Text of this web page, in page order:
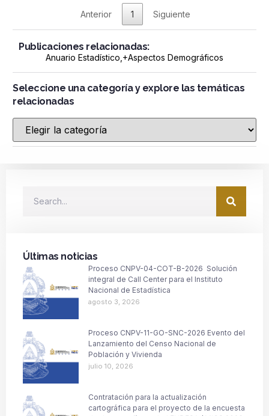
Anterior 1 Siguiente
Publicaciones relacionadas:
Anuario Estadístico ,+Aspectos Demográficos
Seleccione una categoría y explore las temáticas
relacionadas
Últimas noticias
Proceso CNPV-04-COT-B-2026 Solución
integral de Call Center para el Instituto
Nacional de Estadística
agosto 3, 2026
Proceso CNPV-11-GO-SNC-2026 Evento del
Lanzamiento del Censo Nacional de
Población y Vivienda
julio 10, 2026
Contratación para la actualización
cartográfica para el proyecto de la encuesta